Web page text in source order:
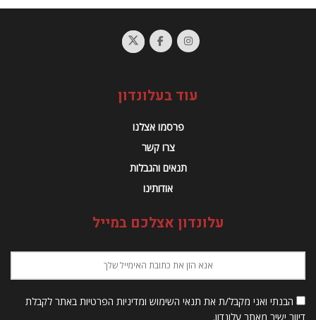
עוד בעלונדון
פרסמו אצלנו
צרו קשר
תנאים והגבלות
אודותינו
עלונדון אצלכם במייל
הבנתי ואני מקבל/ת את תנאי השימוש ומדיניות הפרטיות באתר לקבלת
דיוור ישיר מאתר עלונדון.